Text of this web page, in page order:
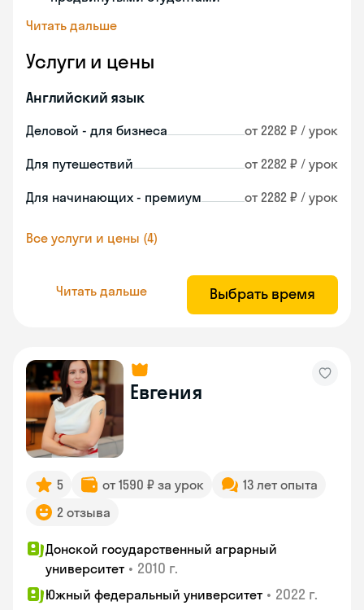
Читать дальше
Услуги и цены
Английский язык
Деловой - для бизнеса от 2282 ₽ / урок
Для путешествий от 2282 ₽ / урок
Для начинающих - премиум от 2282 ₽ / урок
Все услуги и цены (4)
Читать дальше Выбрать время
Евгения
5 от 1590 ₽ за урок
13 лет опыта
2 отзыва
Донской государственный аграрный
университет • 2010 г.
Южный федеральный университет • 2022 г.